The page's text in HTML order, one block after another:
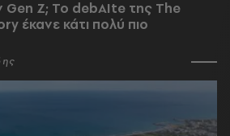
Gen Z; Το debAIte της The
έκανε κάτι πολύ πιο